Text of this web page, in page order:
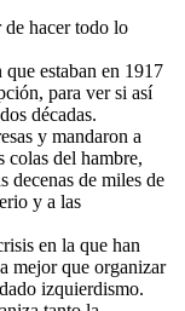
de hacer todo lo
estaban en 1917
para ver si así
décadas.
y mandaron a
colas del hambre,
decenas de miles de
y a las
en la que han
mejor que organizar
izquierdismo.